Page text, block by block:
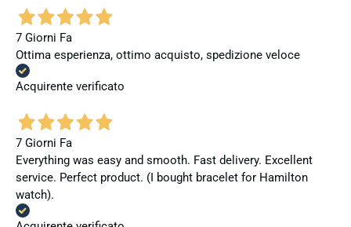
7 Giorni Fa
Ottima esperienza, ottimo acquisto, spedizione veloce
Acquirente verificato
7 Giorni Fa
Everything was easy and smooth. Fast delivery. Excellent
service. Perfect product. (I bought bracelet for Hamilton
watch).